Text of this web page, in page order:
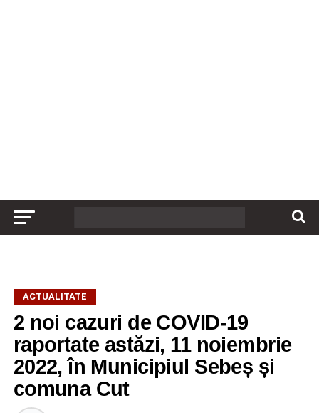
ACTUALITATE
2 noi cazuri de COVID-19
raportate astăzi, 11 noiembrie
2022, în Municipiul Sebeș și
comuna Cut